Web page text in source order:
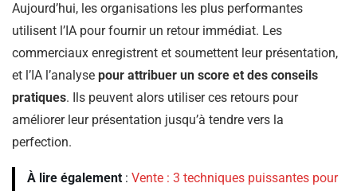
Aujourd’hui, les organisations les plus performantes
utilisent l’IA pour fournir un retour immédiat. Les
commerciaux enregistrent et soumettent leur présentation,
et l’IA l’analyse pour attribuer un score et des conseils
pratiques. Ils peuvent alors utiliser ces retours pour
améliorer leur présentation jusqu’à tendre vers la
perfection.
À lire également : Vente : 3 techniques puissantes pour